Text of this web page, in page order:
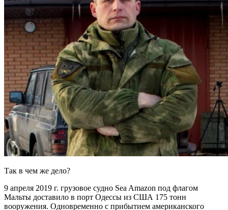
Так в чем же дело?
9 апреля 2019 г. грузовое судно Sea Amazon под флагом
Мальты доставило в порт Одессы из США 175 тонн
вооружения. Одновременно с прибытием американского